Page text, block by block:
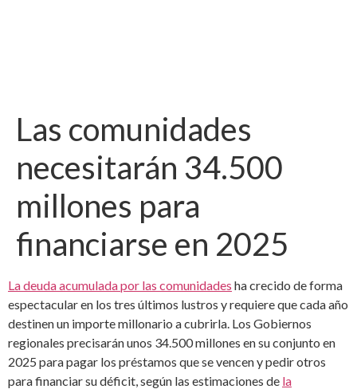
Las comunidades
necesitarán 34.500
millones para
financiarse en 2025
La deuda acumulada por las comunidades ha crecido de forma
espectacular en los tres últimos lustros y requiere que cada año
destinen un importe millonario a cubrirla. Los Gobiernos
regionales precisarán unos 34.500 millones en su conjunto en
2025 para pagar los préstamos que se vencen y pedir otros
para financiar su déficit, según las estimaciones de la